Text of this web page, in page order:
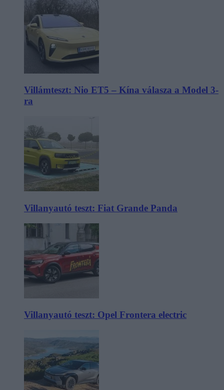
Villámteszt: Nio ET5 – Kína válasza a Model 3-
ra
Villanyautó teszt: Fiat Grande Panda
Villanyautó teszt: Opel Frontera electric